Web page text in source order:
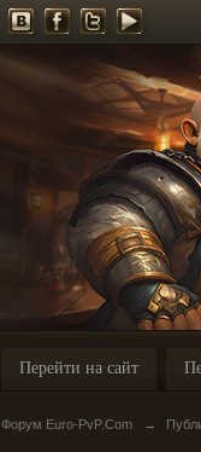
Перейти на сайт
Форум Euro-PvP.Com →